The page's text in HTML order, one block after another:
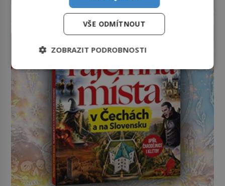
VŠE ODMÍTNOUT
ZOBRAZIT PODROBNOSTI